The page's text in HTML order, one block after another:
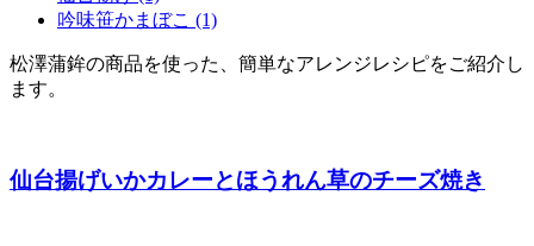
吟味笹かまぼこ (1)
松澤蒲鉾の商品を使った、簡単なアレンジレシピをご紹介し
ます。
仙台揚げいかカレーとほうれん草のチーズ焼き